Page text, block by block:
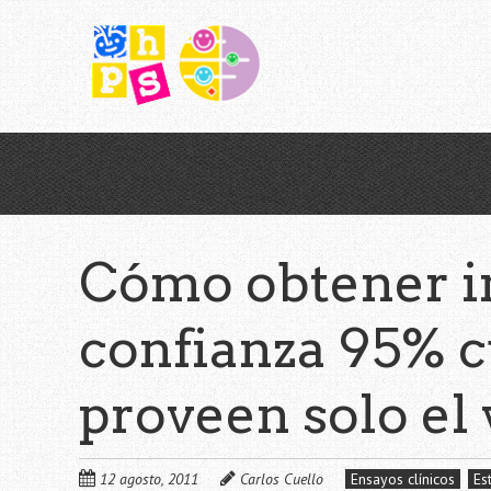
principal
Cómo obtener
confianza 95%
proveen solo el
12 agosto, 2011 Carlos Cuello Ensayos clínicos